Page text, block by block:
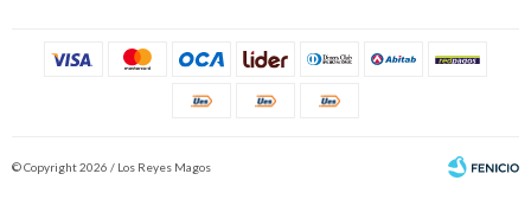
© Copyright 2026 / Los Reyes Magos